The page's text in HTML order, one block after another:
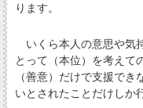
ります。
いくら本人の意思や気
とって（本位）を考えて
（善意）だけで支援で
いとされたことだけしか